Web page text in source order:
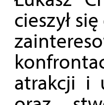
cieszył
atrakcji i